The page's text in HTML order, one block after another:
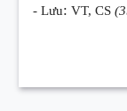
- Lưu: VT, CS